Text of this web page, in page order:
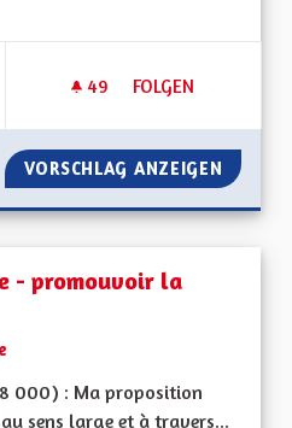
49 49 FOLLOWER
FOLGEN
DRAPEAU ROT UN
VORSCHLAG ANZEIGEN
- promouvoir la
000) : Ma proposition
sens large et à travers...